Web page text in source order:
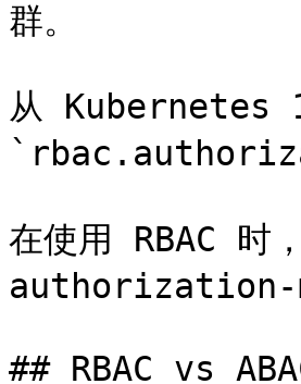
群。
从 Kubernetes
在使用 RBAC
authorization-
## RBAC vs